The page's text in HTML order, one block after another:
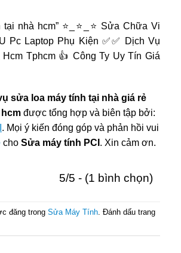
nhà hcm” ⭐_⭐_⭐ Sửa Chữa Vi
Pc Laptop Phụ Kiện ✅✅ Dịch Vụ
Tphcm 👍 Công Ty Uy Tín Giá
sửa loa máy tính tại nhà giá rẻ
được tổng hợp và biên tập bởi:
. Mọi ý kiến đóng góp và phản hồi vui
cho Sửa máy tính PCI . Xin cảm ơn.
5/5 - (1 bình chọn)
đăng trong Sửa Máy Tính . Đánh dấu trang